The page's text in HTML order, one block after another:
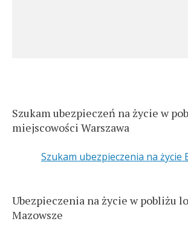
Szukam ubezpieczeń na życie w
miejscowości Warszawa
Szukam ubezpieczenia na życie
Ubezpieczenia na życie w pobliżu
Mazowsze